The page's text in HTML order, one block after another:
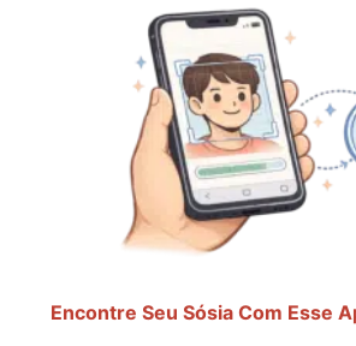
Encontre Seu Sósia Com Esse